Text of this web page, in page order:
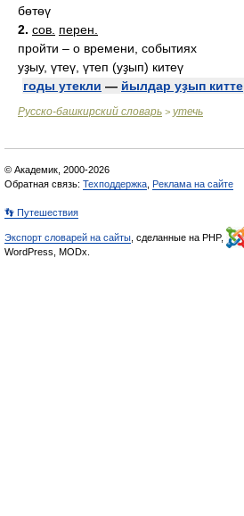
бөтөү
2. сов. перен.
пройти – о времени, событиях
уҙыу, үтеү, үтеп (уҙып) китеү
годы утекли — йылдар уҙып китте
Русско-башкирский словарь > утечь
© Академик, 2000-2026
Обратная связь: Техподдержка Реклама на сайте
👣 Путешествия
Экспорт словарей на сайты , сделанные на PHP,
WordPress, MODx.